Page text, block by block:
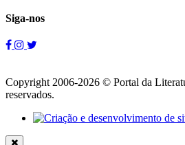
Siga-nos
Copyright 2006-2026 © Portal da
reservados.